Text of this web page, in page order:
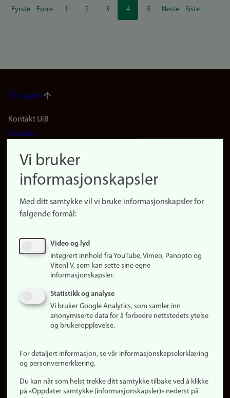
Sider
Første
Fyrste
Forrige
Førre Side
1 Side
2 Side
3
Nåværende
side
4 Side
5
Neste
Neste
Siste
Siste
Til toppen
Footer
navigation
(no)
Kontakt UiB
Kontakt
Finn forsker
Presse
Finn studier
Ledige stillinger
Om nettstedet
Informasjonskapsler
Personvern
Vi bruker
informasjonskapsler
Med ditt samtykke vil vi bruke informasjonskapsler for
følgende formål:
Video og lyd
Integrert innhold fra YouTube, Vimeo, Panopto og
VitenTV, som kan sette sine egne
informasjonskapsler.
Statistikk og analyse
Vi bruker Google Analytics, som samler inn
anonymiserte data for å forbedre nettstedets ytelse
og brukeropplevelse.
For detaljert informasjon, se vår informasjonskapselerklæring
og personvernerklæring.
Du kan når som helst trekke ditt samtykke tilbake ved å klikke
på «Oppdater samtykke (informasjonskapsler)» nederst på